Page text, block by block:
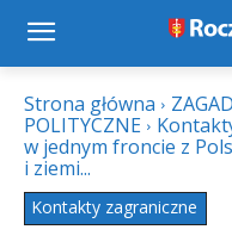
Strona główna
POLITYCZNE
w jednym froncie z
i ziemi...
Kontakty zagraniczne